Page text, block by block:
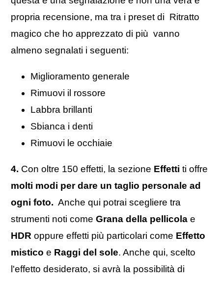
propria recensione, ma tra i preset di Ritratto
magico che ho apprezzato di più vanno
almeno segnalati i seguenti:
Miglioramento generale
Rimuovi il rossore
Labbra brillanti
Sbianca i denti
Rimuovi le occhiaie
4. Con oltre 150 effetti, la sezione Effetti ti offre
molti modi per dare un taglio personale ad
ogni foto. Anche qui potrai scegliere tra
strumenti noti come Grana della pellicola e
HDR oppure effetti più particolari come Effetto
mistico e Raggi del sole. Anche qui, scelto
l'effetto desiderato, si avrà la possibilità di